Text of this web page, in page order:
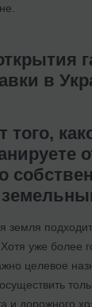
в
того,
земля
уже более
целевое
и дорожного